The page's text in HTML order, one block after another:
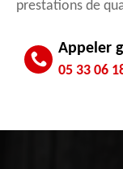
prestations de
Appeler
05 33 06